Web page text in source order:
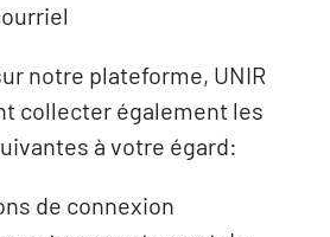
notre plateforme, UNIR
collecter également les
à votre égard:
de connexion